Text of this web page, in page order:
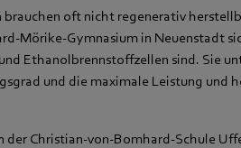
brauchen oft nicht regenerativ
Mörike-Gymnasium in Neuenstadt
Ethanolbrennstoffzellen sind. Sie
und die maximale Leistung und
der Christian-von-Bomhard-Schule